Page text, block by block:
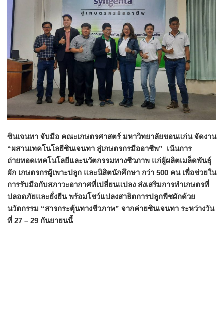
ซินเจนทา จับมือ คณะเกษตรศาสตร์ มหาวิทยาลัยขอนแก่น จัดงาน
“ผสานเทคโนโลยีซินเจนทา สู่เกษตรกรมืออาชีพ” เน้นการ
ถ่ายทอดเทคโนโลยีและนวัตกรรมทางชีวภาพ แก่ผู้ผลิตเมล็ดพันธุ์
ผัก เกษตรกรผู้เพาะปลูก และนิสิตนักศึกษา กว่า 500 คน เพื่อช่วยใน
การรับมือกับสภาวะอากาศที่เปลี่ยนแปลง ส่งเสริมการทำเกษตรที่
ปลอดภัยและยั่งยืน พร้อมโชว์แปลงสาธิตการปลูกพืชผักด้วย
นวัตกรรม “สารกระตุ้นทางชีวภาพ” จากค่ายซินเจนทา ระหว่างวัน
ที่ 27 – 29 กันยายนนี้